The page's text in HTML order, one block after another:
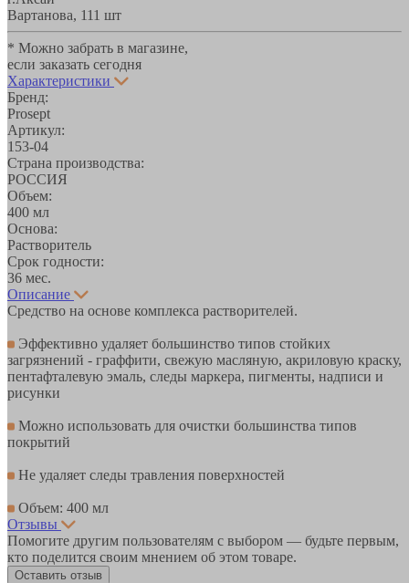
Вартанова, 111 шт
* Можно забрать в магазине,
если заказать сегодня
Характеристики
Бренд:
Prosept
Артикул:
153-04
Страна производства:
РОССИЯ
Объем:
400 мл
Основа:
Растворитель
Срок годности:
36 мес.
Описание
Средство на основе комплекса растворителей.
Эффективно удаляет большинство типов стойких
загрязнений - граффити, свежую масляную, акриловую краску,
пентафталевую эмаль, следы маркера, пигменты, надписи и
рисунки
Можно использовать для очистки большинства типов
покрытий
Не удаляет следы травления поверхностей
Объем: 400 мл
Отзывы
Помогите другим пользователям с выбором — будьте первым,
кто поделится своим мнением об этом товаре.
Оставить отзыв